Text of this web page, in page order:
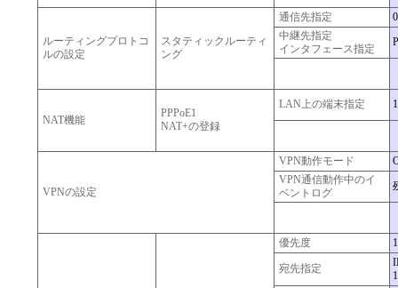
ルーティングプロトコ
ルの設定
スタティックルーティ
ング
通信先指定
中継先指定
インタフェース指定
NAT機能
PPPoE1
NAT+の登録
LAN上の端末指定
VPNの設定
VPN動作モード
VPN通信動作中のイ
ベントログ
優先度 1
宛先指定